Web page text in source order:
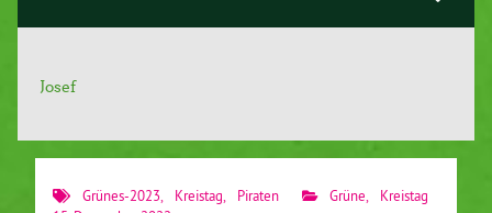
Josef
Grünes-2023 Kreistag Piraten Grüne
Kreistag